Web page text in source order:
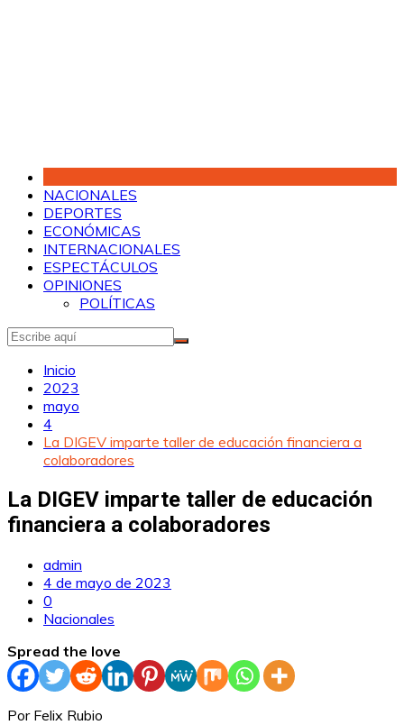
NACIONALES
DEPORTES
ECONÓMICAS
INTERNACIONALES
ESPECTÁCULOS
OPINIONES
POLÍTICAS
Inicio
2023
mayo
4
La DIGEV imparte taller de educación financiera a
colaboradores
La DIGEV imparte taller de educación
financiera a colaboradores
admin
4 de mayo de 2023
0
Nacionales
Spread the love
Por Felix Rubio